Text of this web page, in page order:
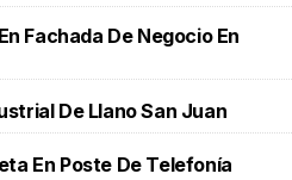
Fachada De Negocio En
De Llano San Juan
En Poste De Telefonía